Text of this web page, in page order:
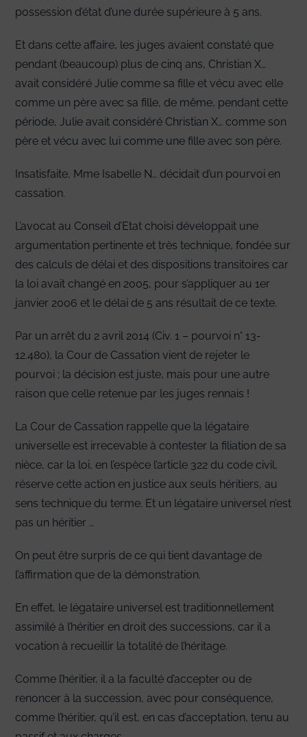
possession d’état d’une durée supérieure à 5 ans.
Et dans cette affaire, les juges avaient constaté que
pendant (beaucoup) plus de cinq ans, Christian X…
avait considéré Julie comme sa fille et vécu avec elle
comme un père avec sa fille, de même, pendant cette
période, Julie avait considéré Christian X… comme son
père et vécu avec lui comme une fille avec son père.
Insatisfaite, Mme Isabelle N… décidait d’un pourvoi en
cassation.
L’avocat au Conseil d’Etat choisi développait une
argumentation pertinente et très technique, fondée sur
des calculs de délai et des dispositions transitoires car
la loi avait changé en 2005, pour s’appliquer au 1er
janvier 2006 et le délai de 5 ans résultait de ce texte.
Par un arrêt du 2 avril 2014 (Civ. 1 – pourvoi n° 13-
12.480), la Cour de Cassation vient de rejeter le
pourvoi ; la décision est juste, mais pour une autre
raison que celle retenue par les juges rennais !
La Cour de Cassation rappelle que la légataire
universelle est irrecevable à contester la filiation de sa
nièce, car la loi, en l’espèce l’article 322 du code civil,
réserve cette action en justice aux seuls héritiers, au
sens technique du terme. Et un légataire universel n’est
pas un héritier …
On peut être surpris de ce qui tient davantage de
l’affirmation que de la démonstration.
En effet, le légataire universel est traditionnellement
assimilé à l’héritier en droit des successions, car il a
vocation à recueillir la totalité de l’héritage.
Comme l’héritier, il a la faculté d’accepter ou de
renoncer à la succession, avec pour conséquence,
comme l’héritier, qu’il est, en cas d’acceptation, tenu au